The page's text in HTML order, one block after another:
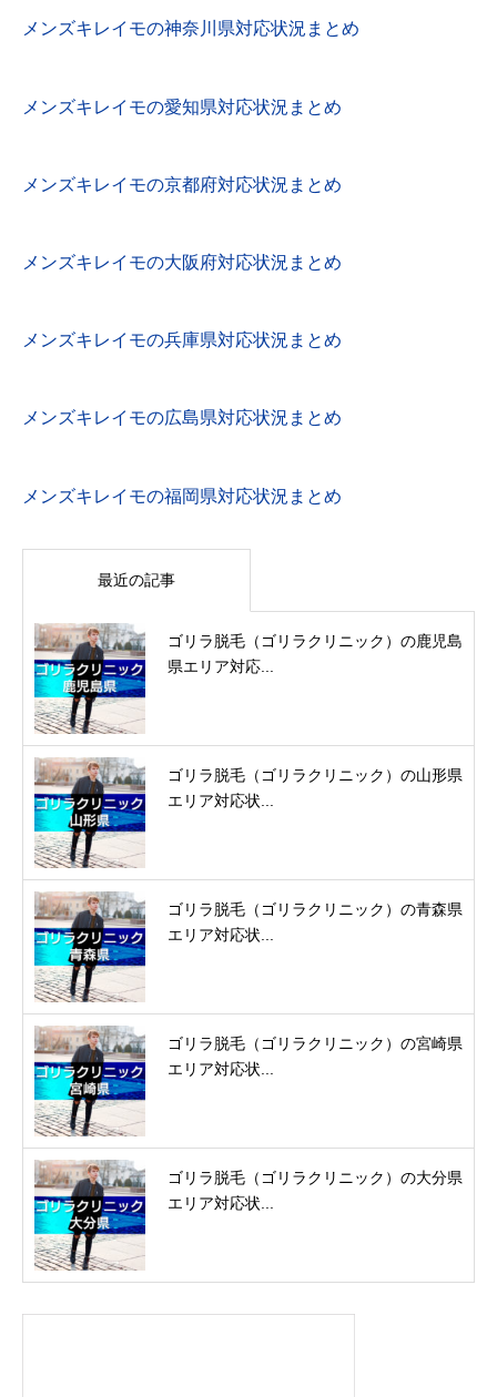
メンズキレイモの神奈川県対応状況まとめ
メンズキレイモの愛知県対応状況まとめ
メンズキレイモの京都府対応状況まとめ
メンズキレイモの大阪府対応状況まとめ
メンズキレイモの兵庫県対応状況まとめ
メンズキレイモの広島県対応状況まとめ
メンズキレイモの福岡県対応状況まとめ
最近の記事
ゴリラ脱毛（ゴリラクリニック）の鹿児島
県エリア対応...
ゴリラ脱毛（ゴリラクリニック）の山形県
エリア対応状...
ゴリラ脱毛（ゴリラクリニック）の青森県
エリア対応状...
ゴリラ脱毛（ゴリラクリニック）の宮崎県
エリア対応状...
ゴリラ脱毛（ゴリラクリニック）の大分県
エリア対応状...